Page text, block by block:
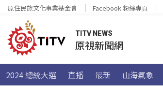
原住民族文化事業基金會 Facebook 粉絲專頁
TITV NEWS
原視新聞網
2024 總統大選 直播 最新 山海氣象